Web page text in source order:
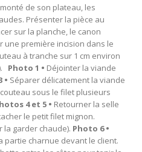
de son plateau, les
Présenter la pièce au
sur la planche, le canon
une première incision dans le
à tranche sur 1 cm environ
Photo 1 • Déjointer la viande
• Séparer délicatement la viande
sous le filet plusieurs
4 et 5 • Retourner la selle
le petit filet mignon.
la garder chaude). Photo 6 •
partie charnue devant le client.